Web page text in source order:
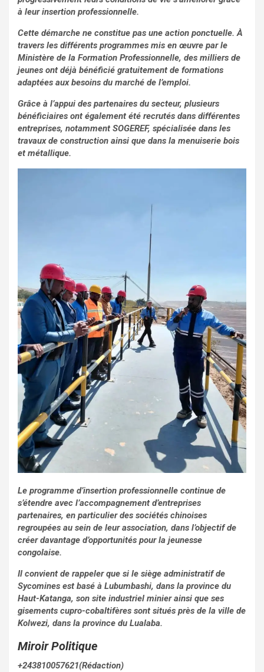
à leur insertion professionnelle.
Cette démarche ne constitue pas une action ponctuelle. À
travers les différents programmes mis en œuvre par le
Ministère de la Formation Professionnelle, des milliers de
jeunes ont déjà bénéficié gratuitement de formations
adaptées aux besoins du marché de l’emploi.
Grâce à l’appui des partenaires du secteur, plusieurs
bénéficiaires ont également été recrutés dans différentes
entreprises, notamment SOGEREF, spécialisée dans les
travaux de construction ainsi que dans la menuiserie bois
et métallique.
Le programme d’insertion professionnelle continue de
s’étendre avec l’accompagnement d’entreprises
partenaires, en particulier des sociétés chinoises
regroupées au sein de leur association, dans l’objectif de
créer davantage d’opportunités pour la jeunesse
congolaise.
Il convient de rappeler que si le siège administratif de
Sycomines est basé à Lubumbashi, dans la province du
Haut-Katanga, son site industriel minier ainsi que ses
gisements cupro-cobaltifères sont situés près de la ville de
Kolwezi, dans la province du Lualaba.
Miroir Politique
+243810057621(Rédaction)